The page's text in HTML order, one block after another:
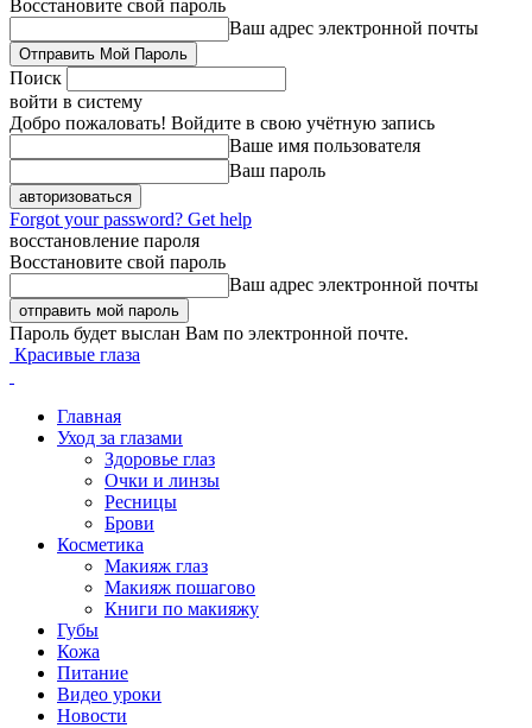
Восстановите свой пароль
Ваш адрес электронной почты
Поиск
войти в систему
Добро пожаловать! Войдите в свою учётную запись
Ваше имя пользователя
Ваш пароль
Forgot your password? Get help
восстановление пароля
Восстановите свой пароль
Ваш адрес электронной почты
Пароль будет выслан Вам по электронной почте.
Красивые глаза
Главная
Уход за глазами
Здоровье глаз
Очки и линзы
Ресницы
Брови
Косметика
Макияж глаз
Макияж пошагово
Книги по макияжу
Губы
Кожа
Питание
Видео уроки
Новости